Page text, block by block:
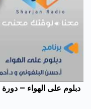
دبلوم على الهواء – دورة